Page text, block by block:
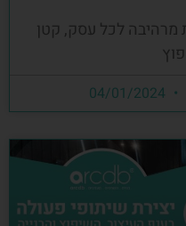
מרהיבה לכל עסק, קטן